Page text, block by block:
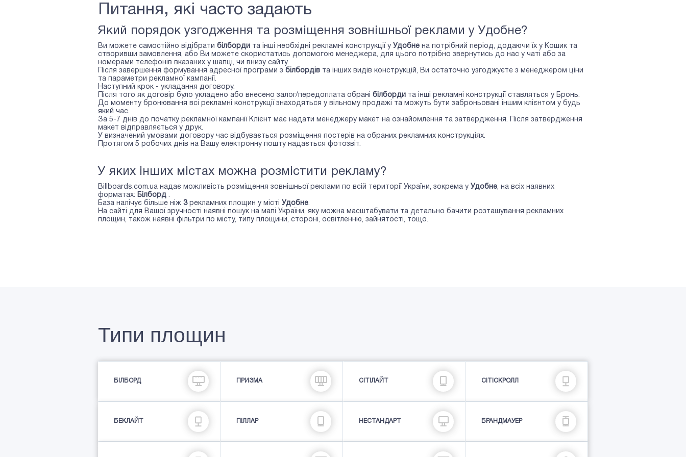
Питання, які часто задають
Який порядок узгодження та розміщення зовнішньої реклами у Удобне?
Ви можете самостійно відібрати білборди та інші необхідні рекламні конструкції у Удобне на потрібний період, додаючи їх у Кошик та
створивши замовлення, або Ви можете скористатись допомогою менеджера, для цього потрібно звернутись до нас у чаті або за
номерами телефонів вказаних у шапці, чи внизу сайту.
Після завершення формування адресної програми з білбордів та інших видів конструкцій, Ви остаточно узгоджуєте з менеджером ціни
та параметри рекламної кампанії.
Наступний крок - укладання договору.
Після того як договір було укладено або внесено залог/передоплата обрані білборди та інші рекламні конструкції ставляться у Бронь.
До моменту бронювання всі рекламні конструкції знаходяться у вільному продажі та можуть бути заброньовані іншим клієнтом у будь
який час.
За 5-7 днів до початку рекламної кампанії Клієнт має надати менеджеру макет на ознайомлення та затвердження. Після затвердження
макет відправляється у друк.
У визначений умовами договору час відбувається розміщення постерів на обраних рекламних конструкціях.
Протягом 5 робочих днів на Вашу електронну пошту надається фотозвіт.
У яких інших містах можна розмістити рекламу?
Billboards.com.ua надає можливість розміщення зовнішньої реклами по всій території України, зокрема у Удобне, на всіх наявних
форматах: Білборд .
База налічує більше ніж 3рекламних площин у місті Удобне.
На сайті для Вашої зручності наявні пошук на мапі України, яку можна масштабувати та детально бачити розташування рекламних
площин, також наявні фільтри по місту, типу площини, стороні, освітленню, зайнятості, тощо.
Типи площин
БІЛБОРД ПРИЗМА СIТIЛАЙТ СІТІСКРОЛЛ
БЕКЛАЙТ ПIЛЛАР НЕСТАНДАРТ БРАНДМАУЕР